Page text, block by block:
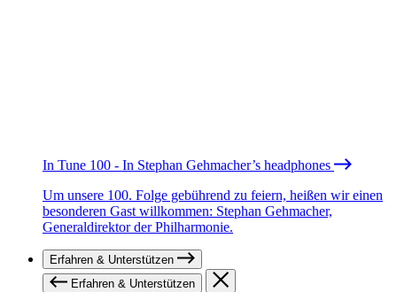
In Tune 100 - In Stephan Gehmacher’s headphones
Um unsere 100. Folge gebührend zu feiern, heißen wir einen
besonderen Gast willkommen: Stephan Gehmacher,
Generaldirektor der Philharmonie.
Erfahren & Unterstützen
Erfahren & Unterstützen